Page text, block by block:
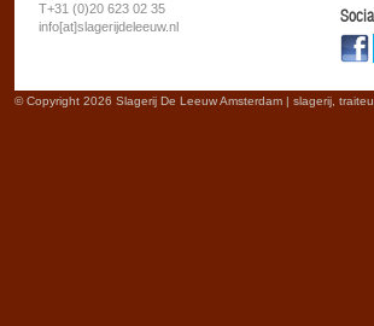
T+31 (0)20 623 02 35
info[at]slagerijdeleeuw.nl
© Copyright 2026 Slagerij De Leeuw Amsterdam | slagerij,